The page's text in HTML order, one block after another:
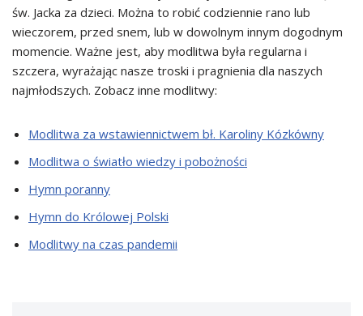
św. Jacka za dzieci. Można to robić codziennie rano lub
wieczorem, przed snem, lub w dowolnym innym dogodnym
momencie. Ważne jest, aby modlitwa była regularna i
szczera, wyrażając nasze troski i pragnienia dla naszych
najmłodszych. Zobacz inne modlitwy:
Modlitwa za wstawiennictwem bł. Karoliny Kózkówny
Modlitwa o światło wiedzy i pobożności
Hymn poranny
Hymn do Królowej Polski
Modlitwy na czas pandemii